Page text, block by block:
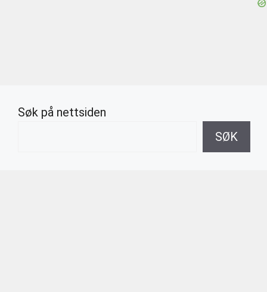
Søk på nettsiden
SØK